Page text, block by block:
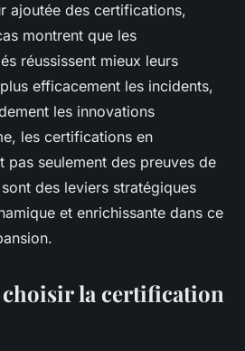
ajoutée des certifications,
montrent que les
réussissent mieux leurs
efficacement les incidents,
les innovations
les certifications en
pas seulement des preuves de
des leviers stratégiques
et enrichissante dans ce
la certification